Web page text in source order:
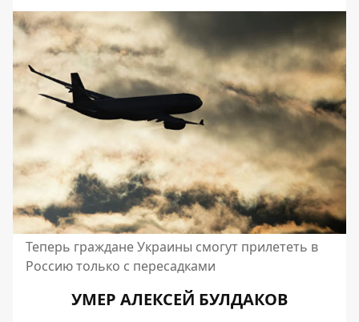
Теперь граждане Украины смогут прилететь в
Россию только с пересадками
УМЕР АЛЕКСЕЙ БУЛДАКОВ